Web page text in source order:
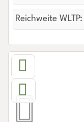
Reichweite WLTP: